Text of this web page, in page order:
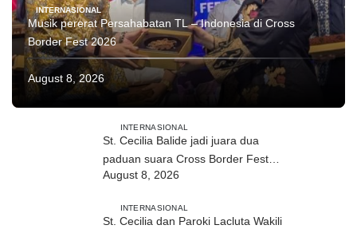
INTERNASIONAL
Musik pererat Persahabatan TL – Indonesia di Cross
Border Fest 2026
August 8, 2026
INTERNASIONAL
St. Cecilia Balide jadi juara dua
paduan suara Cross Border Fest
August 8, 2026
INTERNASIONAL
St. Cecilia dan Paroki Lacluta Wakili